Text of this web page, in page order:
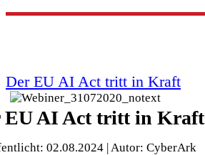
Der EU AI Act tritt in Kraft
EU AI Act tritt in Kraft
02.08.2024 | Autor: CyberArk